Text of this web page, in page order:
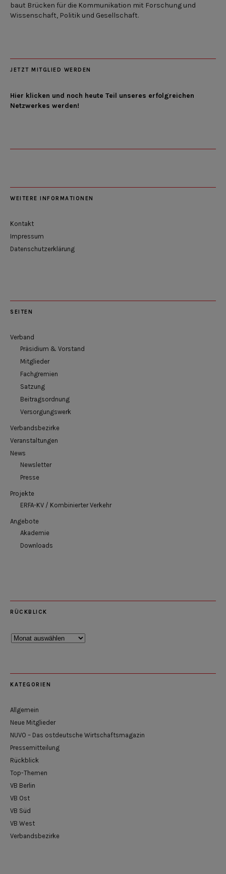
baut Brücken für die Kommunikation mit Forschung und
Wissenschaft, Politik und Gesellschaft.
JETZT MITGLIED WERDEN
Hier klicken und noch heute Teil unseres erfolgreichen
Netzwerkes werden!
WEITERE INFORMATIONEN
Kontakt
Impressum
Datenschutzerklärung
SEITEN
Verband
Präsidium & Vorstand
Mitglieder
Fachgremien
Satzung
Beitragsordnung
Versorgungswerk
Verbandsbezirke
Veranstaltungen
News
Newsletter
Presse
Projekte
ERFA-KV / Kombinierter Verkehr
Angebote
Akademie
Downloads
RÜCKBLICK
Rückblick
KATEGORIEN
Allgemein
Neue Mitglieder
NUVO – Das ostdeutsche Wirtschaftsmagazin
Pressemitteilung
Rückblick
Top-Themen
VB Berlin
VB Ost
VB Süd
VB West
Verbandsbezirke